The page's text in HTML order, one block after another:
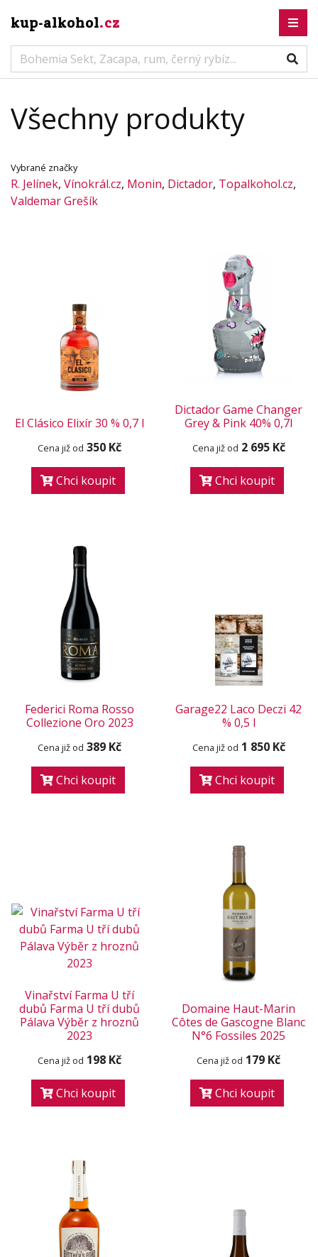
kup-alkohol.cz
Všechny produkty
Vybrané značky
R. Jelínek, Vínokrál.cz, Monin, Dictador, Topalkohol.cz,
Valdemar Grešík
El Clásico Elixír 30 % 0,7 l
Cena již od 350 Kč
Chci koupit
Dictador Game Changer
Grey & Pink 40% 0,7l
Cena již od 2 695 Kč
Chci koupit
Federici Roma Rosso
Collezione Oro 2023
Cena již od 389 Kč
Chci koupit
Garage22 Laco Deczi 42
% 0,5 l
Cena již od 1 850 Kč
Chci koupit
Vinařství Farma U tří
dubů Farma U tří dubů
Pálava Výběr z hroznů
2023
Cena již od 198 Kč
Chci koupit
Domaine Haut-Marin
Côtes de Gascogne Blanc
N°6 Fossiles 2025
Cena již od 179 Kč
Chci koupit